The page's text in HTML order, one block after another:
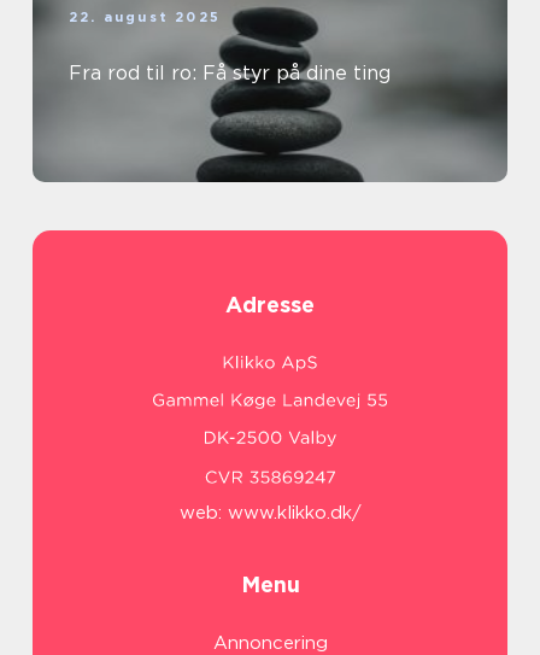
22. august 2025
Fra rod til ro: Få styr på dine ting
Adresse
web: www.klikko.dk/
Menu
Annoncering